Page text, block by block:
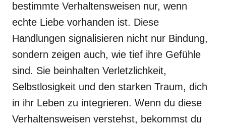
bestimmte Verhaltensweisen nur, wenn
echte Liebe vorhanden ist. Diese
Handlungen signalisieren nicht nur Bindung,
sondern zeigen auch, wie tief ihre Gefühle
sind. Sie beinhalten Verletzlichkeit,
Selbstlosigkeit und den starken Traum, dich
in ihr Leben zu integrieren. Wenn du diese
Verhaltensweisen verstehst, bekommst du